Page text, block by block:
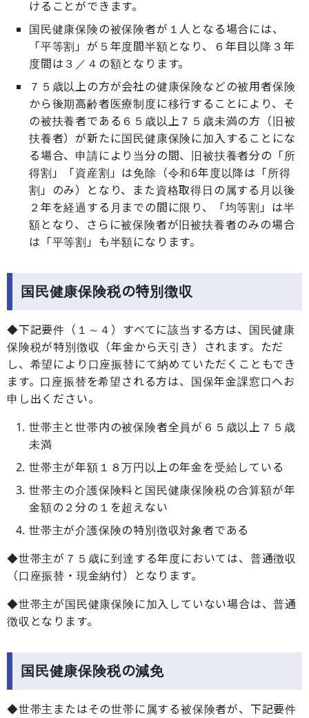
けることができます。
国民健康保険の被保険者が１人となる場合には、
「平等割」が５年度間半額となり、６年目以降３年
度間は３／４の額となります。
７５歳以上の方が会社の健康保険などの被用者保険
から後期高齢者医療制度に移行することにより、そ
の被扶養者である６５歳以上７５歳未満の方（旧被
扶養者）が新たに国民健康保険に加入することにな
る場合、申請により当分の間、旧被扶養者分の「所
得割」「資産割」は免除（令和6年度以降は「所得
割」のみ）となり、また資格取得日の属する月以後
２年を経過する月までの間に限り、「均等割」は半
額となり、さらに被保険者が旧被扶養者のみの場合
は「平等割」も半額になります。
国民健康保険税の特別徴収
◆下記要件（１～４）すべてに該当する方は、国民健康
保険税が特別徴収（年金から天引き）されます。ただ
し、希望により口座振替にて納めていただくこともでき
ます。口座振替を希望される方は、国保年金課窓口へお
申し出ください。
世帯主と世帯内の被保険者全員が６５歳以上７５歳
未満
世帯主が年額１８万円以上の年金を受給している
世帯主の介護保険料と国民健康保険税の合算額が年
金額の２分の１を超えない
世帯主が介護保険の特別徴収対象者である
◆世帯主が７５歳に到達する年度においては、普通徴収
（口座振替・現金納付）となります。
◆世帯主が国民健康保険に加入していない場合は、普通
徴収となります。
国民健康保険税の減免
◆世帯主またはその世帯に属する被保険者が、下記要件